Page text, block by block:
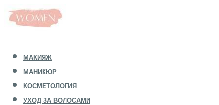
МАКИЯЖ
МАНИКЮР
КОСМЕТОЛОГИЯ
УХОД ЗА ВОЛОСАМИ